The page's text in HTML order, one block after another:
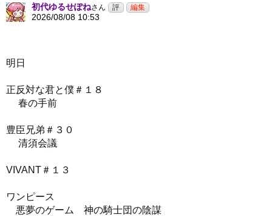
初代ゆるせぽねさん
2026/08/08 10:53
明日
正反対な君と僕＃１８
春の手前
豊臣兄弟＃３０
清須会議
VIVANT＃１３
ワンピース
悪夢のゲーム 神の騎士団の陰謀